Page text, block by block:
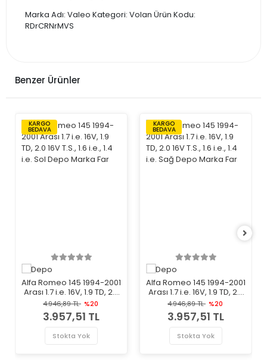
Marka Adı: Valeo Kategori: Volan Ürün Kodu:
RDrCRNrMVS
Benzer Ürünler
KARGO
BEDAVA
Alfa Romeo 145 1994-2001
Arası 1.7 i.e. 16V, 1.9 TD, 2.0
16V T.S., 1.6 i.e., 1.4 i.e. Sol
Depo Marka Far
4.946,89 TL %20
3.957,51 TL
Stokta Yok
KARGO
BEDAVA
Alfa Romeo 145 1994-2001
Arası 1.7 i.e. 16V, 1.9 TD, 2.0
16V T.S., 1.6 i.e., 1.4 i.e. Sağ
Depo Marka Far
4.946,89 TL %20
3.957,51 TL
Stokta Yok